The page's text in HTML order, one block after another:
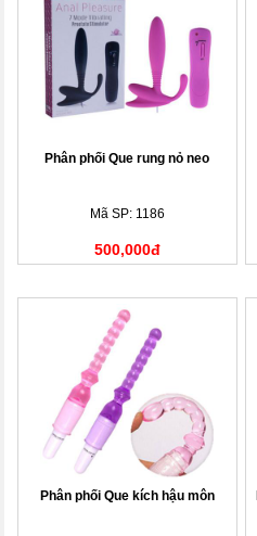
Phân phối Que rung nỏ neo
Mã SP: 1186
500,000đ
Phân phối Que kích hậu môn